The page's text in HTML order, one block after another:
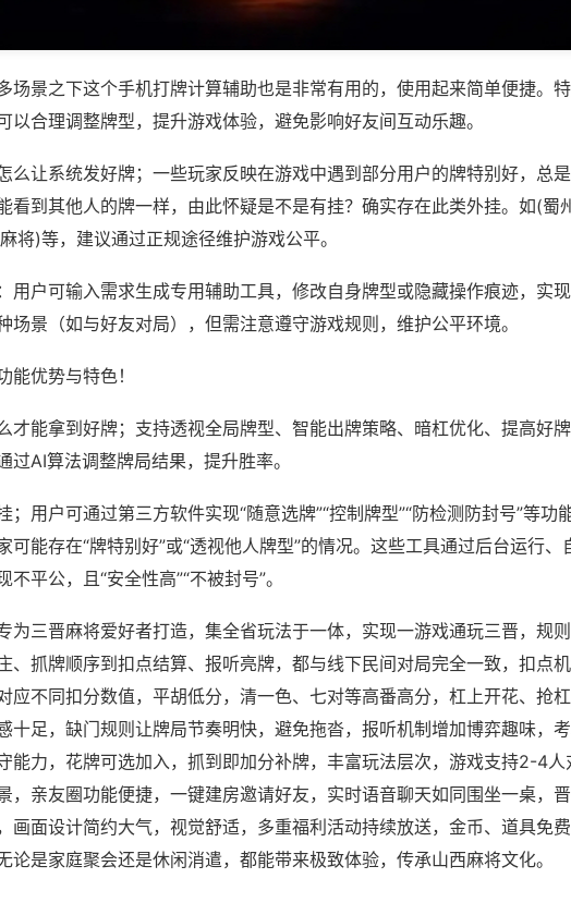
场景之下这个手机打牌计算辅助也是非常有用的，使用起来简单便捷。
以合理调整牌型，提升游戏体验，避免影响好友间互动乐趣。
么让系统发好牌；一些玩家反映在游戏中遇到部分用户的牌特别好，总
看到其他人的牌一样，由此怀疑是不是有挂？确实存在此类外挂。如(蜀
将)等，建议通过正规途径维护游戏公平。
用户可输入需求生成专用辅助工具，修改自身牌型或隐藏操作痕迹，实现
场景（如与好友对局），但需注意遵守游戏规则，维护公平环境。
能优势与特色！
才能拿到好牌；支持透视全局牌型、智能出牌策略、暗杠优化、提高好
过AI算法调整牌局结果，提升胜率。
；用户可通过第三方软件实现“随意选牌”“控制牌型”“防检测防封号”等功
可能存在“牌特别好”或“透视他人牌型”的情况。这些工具通过后台运行、
平公，且“安全性高”“不被封号”。
为三晋麻将爱好者打造，集全省玩法于一体，实现一游戏通玩三晋，规
、抓牌顺序到扣点结算、报听亮牌，都与线下民间对局完全一致，扣点
应不同扣分数值，平胡低分，清一色、七对等高番高分，杠上开花、抢
十足，缺门规则让牌局节奏明快，避免拖沓，报听机制增加博弈趣味，
能力，花牌可选加入，抓到即加分补牌，丰富玩法层次，游戏支持2-4人
，亲友圈功能便捷，一键建房邀请好友，实时语音聊天如同围坐一桌，
画面设计简约大气，视觉舒适，多重福利活动持续放送，金币、道具免
论是家庭聚会还是休闲消遣，都能带来极致体验，传承山西麻将文化。